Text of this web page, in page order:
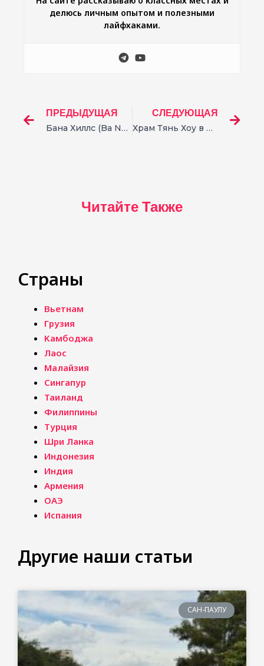
делюсь личным опытом и полезными
лайфхаками.
ПРЕДЫДУЩАЯ
Бана Хиллс (Ba Na Hills) Дананг — Полный обзор
СЛЕДУЮЩАЯ
Храм Тянь Хоу в Куала-Лумпуре – самый красивый китайский храм Малайзии
Читайте Также
Страны
Вьетнам
Грузия
Камбоджа
Лаос
Малайзия
Сингапур
Таиланд
Филиппины
Турция
Шри Ланка
Индонезия
Индия
Армения
ОАЭ
Испания
Другие наши статьи
САН-ПАУЛУ